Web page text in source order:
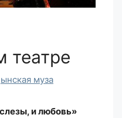
театре
муза
и любовь»